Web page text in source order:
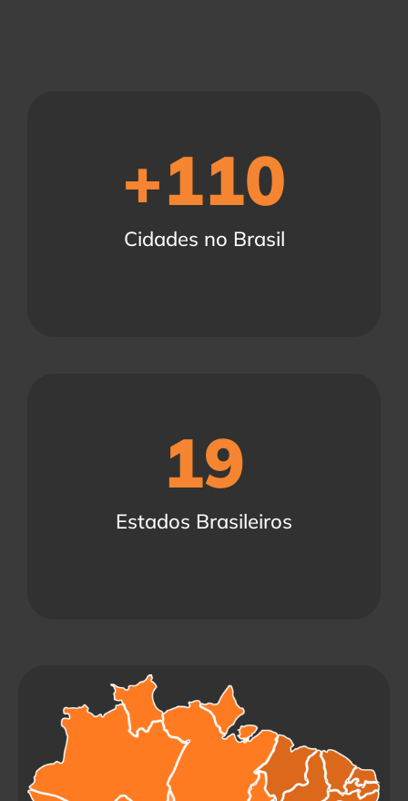
Cidades no Brasil
+110
Estados Brasileiros
19